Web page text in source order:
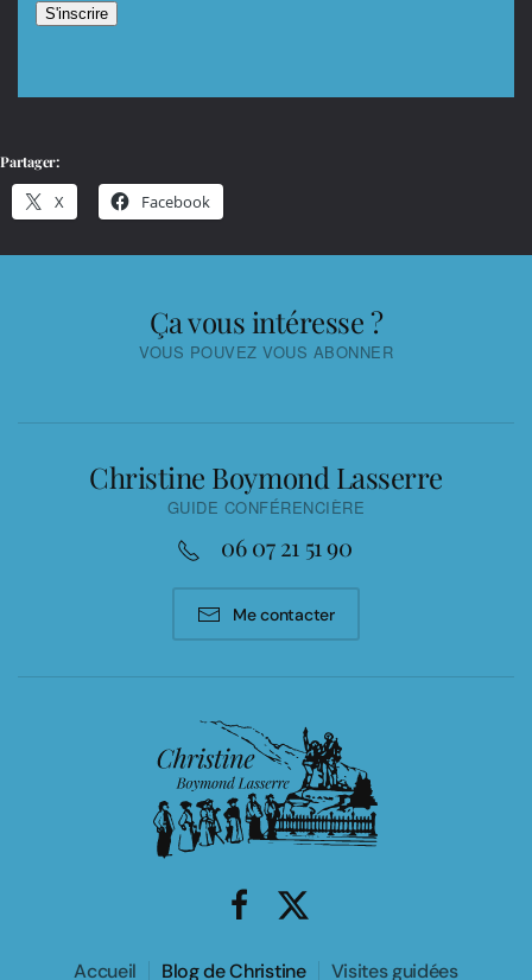
Partager:
X Facebook
Ça vous intéresse ?
VOUS POUVEZ VOUS ABONNER
Christine Boymond Lasserre
GUIDE CONFÉRENCIÈRE
06 07 21 51 90
Me contacter
Accueil Blog de Christine Visites guidées